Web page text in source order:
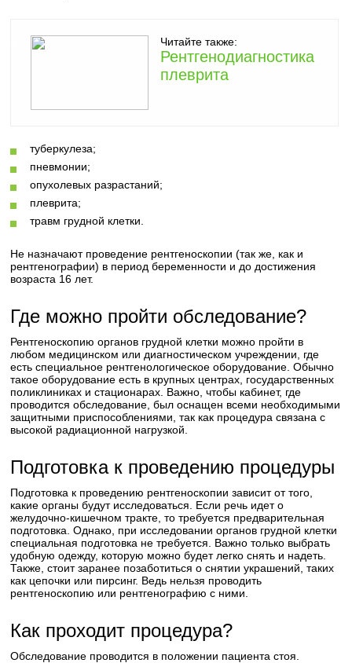
Читайте также:
Рентгенодиагностика
плеврита
туберкулеза;
пневмонии;
опухолевых разрастаний;
плеврита;
травм грудной клетки.
Не назначают проведение рентгеноскопии (так же, как и
рентгенографии) в период беременности и до достижения
возраста 16 лет.
Где можно пройти обследование?
Рентгеноскопию органов грудной клетки можно пройти в
любом медицинском или диагностическом учреждении, где
есть специальное рентгенологическое оборудование. Обычно
такое оборудование есть в крупных центрах, государственных
поликлиниках и стационарах. Важно, чтобы кабинет, где
проводится обследование, был оснащен всеми необходимыми
защитными приспособлениями, так как процедура связана с
высокой радиационной нагрузкой.
Подготовка к проведению процедуры
Подготовка к проведению рентгеноскопии зависит от того,
какие органы будут исследоваться. Если речь идет о
желудочно-кишечном тракте, то требуется предварительная
подготовка. Однако, при исследовании органов грудной клетки
специальная подготовка не требуется. Важно только выбрать
удобную одежду, которую можно будет легко снять и надеть.
Также, стоит заранее позаботиться о снятии украшений, таких
как цепочки или пирсинг. Ведь нельзя проводить
рентгеноскопию или рентгенографию с ними.
Как проходит процедура?
Обследование проводится в положении пациента стоя.